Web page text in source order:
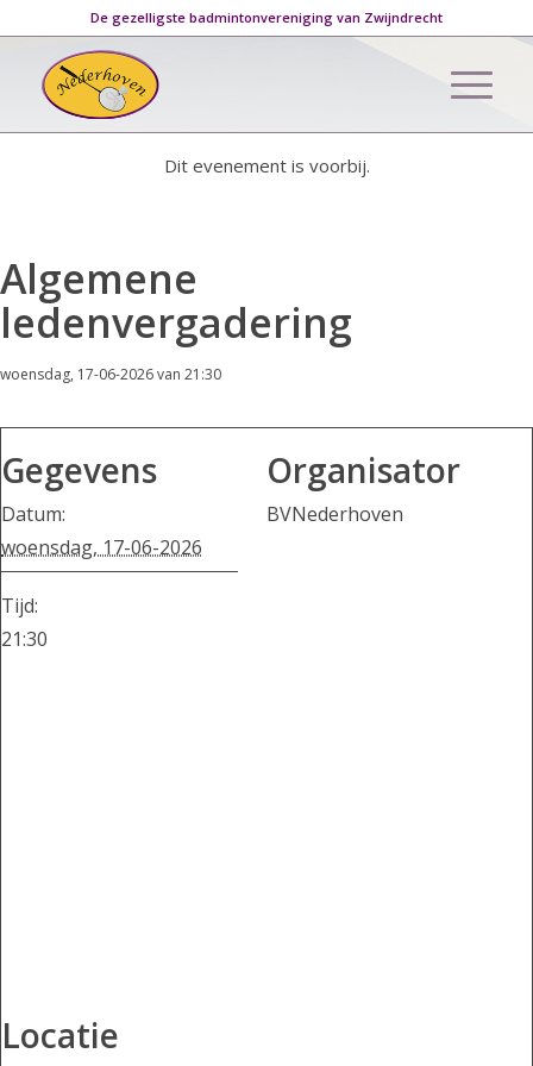
De gezelligste badmintonvereniging van Zwijndrecht
Dit evenement is voorbij.
Algemene
ledenvergadering
woensdag, 17-06-2026 van 21:30
Gegevens
Datum:
woensdag, 17-06-2026
Tijd:
21:30
Organisator
BVNederhoven
Locatie